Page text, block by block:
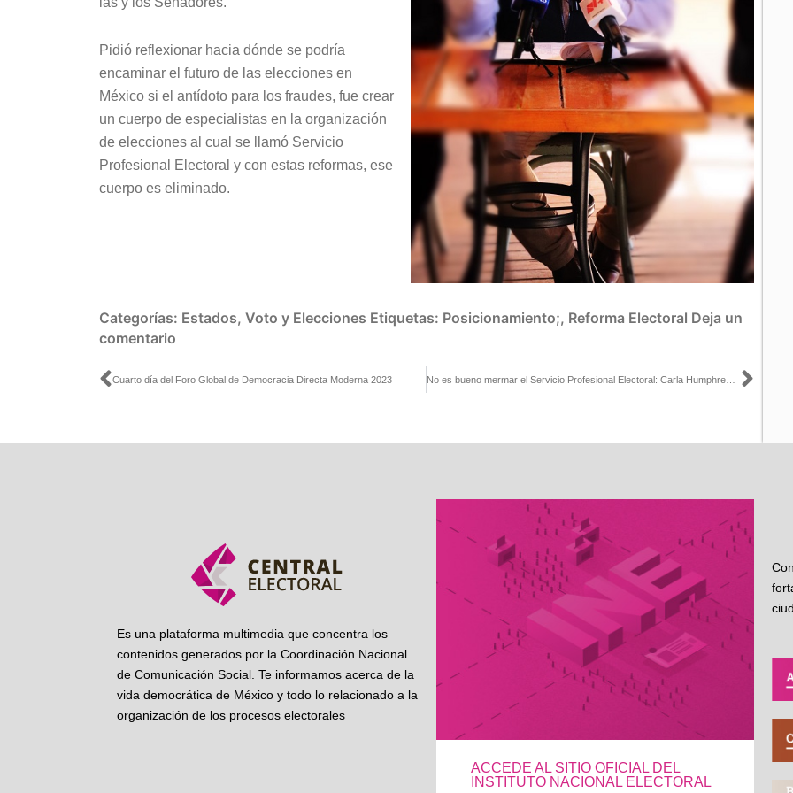
Pidió reflexionar hacia dónde se podría
encaminar el futuro de las elecciones en
México si el antídoto para los fraudes, fue crear
un cuerpo de especialistas en la organización
de elecciones al cual se llamó Servicio
Profesional Electoral y con estas reformas, ese
cuerpo es eliminado.
Categorías: Estados, Voto y Elecciones Etiquetas: Posicionamiento;, Reforma Electoral Deja un
comentario
Ant
Cuarto día del Foro Global de Democracia Directa Moderna 2023
Es una plataforma multimedia que concentra los
contenidos generados por la Coordinación Nacional
de Comunicación Social. Te informamos acerca de la
vida democrática de México y todo lo relacionado a la
organización de los procesos electorales
ACCEDE AL SITIO OFICIAL DEL
INSTITUTO NACIONAL ELECTORAL